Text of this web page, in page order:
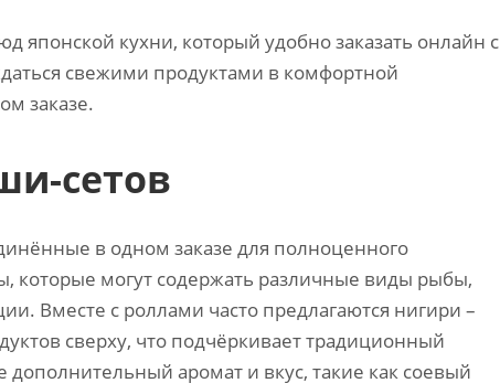
японской кухни, который удобно заказать онлайн с
свежими продуктами в комфортной
заказе.
сетов
в одном заказе для полноценного
которые могут содержать различные виды рыбы,
Вместе с роллами часто предлагаются нигири –
сверху, что подчёркивает традиционный
аромат и вкус, такие как соевый